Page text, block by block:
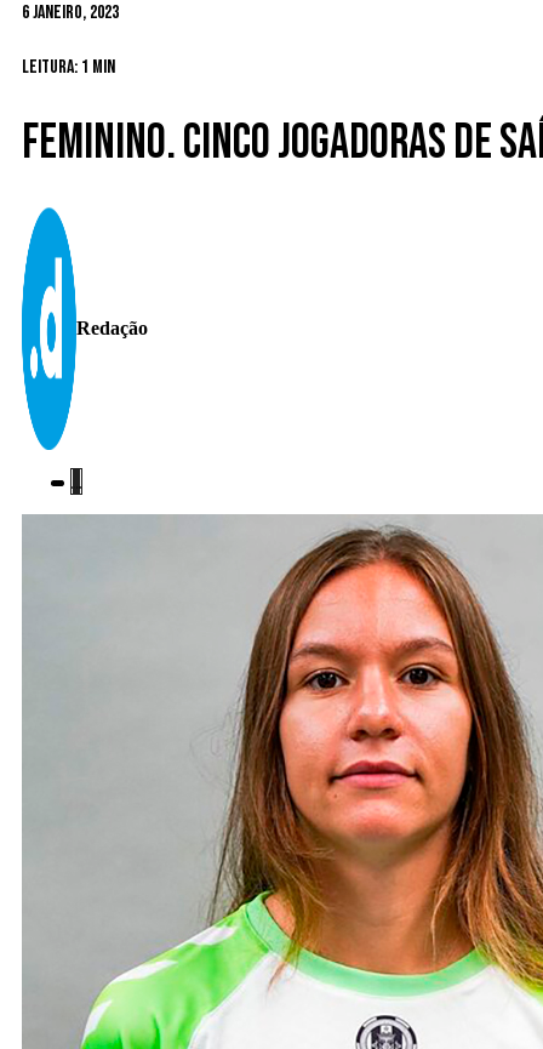
6 Janeiro, 2023
Leitura: 1 min
Feminino. Cinco jogadoras de
Redação